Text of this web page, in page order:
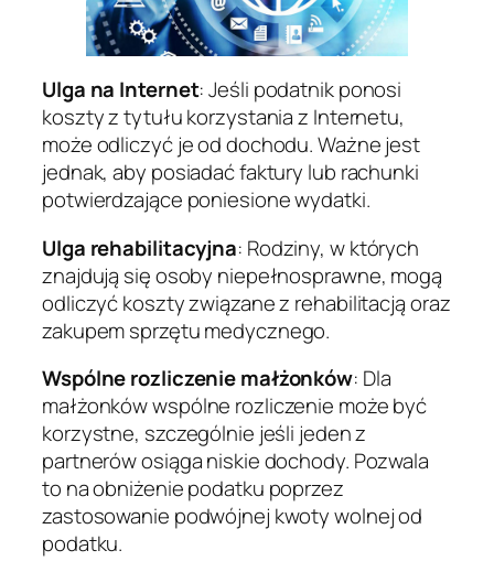
Ulga na Internet: Jeśli podatnik ponosi
koszty z tytułu korzystania z Internetu,
może odliczyć je od dochodu. Ważne jest
jednak, aby posiadać faktury lub rachunki
potwierdzające poniesione wydatki.
Ulga rehabilitacyjna: Rodziny, w których
znajdują się osoby niepełnosprawne, mogą
odliczyć koszty związane z rehabilitacją oraz
zakupem sprzętu medycznego.
Wspólne rozliczenie małżonków: Dla
małżonków wspólne rozliczenie może być
korzystne, szczególnie jeśli jeden z
partnerów osiąga niskie dochody. Pozwala
to na obniżenie podatku poprzez
zastosowanie podwójnej kwoty wolnej od
podatku.